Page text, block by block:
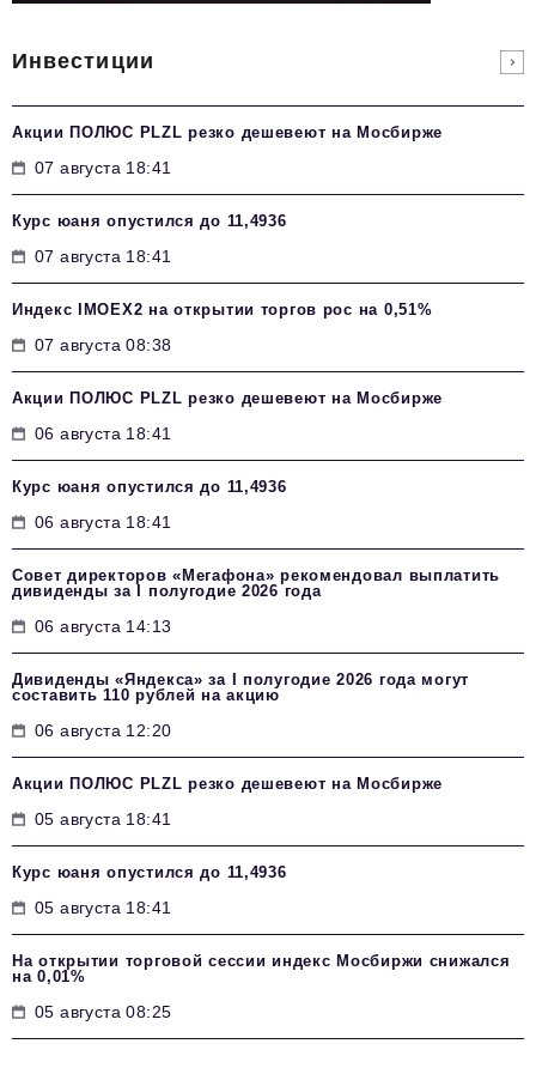
Инвестиции
Акции ПОЛЮС PLZL резко дешевеют на Мосбирже
07 августа 18:41
Курс юаня опустился до 11,4936
07 августа 18:41
Индекс IMOEX2 на открытии торгов рос на 0,51%
07 августа 08:38
Акции ПОЛЮС PLZL резко дешевеют на Мосбирже
06 августа 18:41
Курс юаня опустился до 11,4936
06 августа 18:41
Совет директоров «Мегафона» рекомендовал выплатить
дивиденды за I полугодие 2026 года
06 августа 14:13
Дивиденды «Яндекса» за I полугодие 2026 года могут
составить 110 рублей на акцию
06 августа 12:20
Акции ПОЛЮС PLZL резко дешевеют на Мосбирже
05 августа 18:41
Курс юаня опустился до 11,4936
05 августа 18:41
На открытии торговой сессии индекс Мосбиржи снижался
на 0,01%
05 августа 08:25